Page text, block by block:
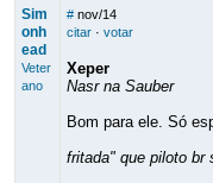
Sim
onh
ead
Veter
ano
# nov/14
citar· votar
Xeper
Nasr na Sauber
Bom para ele. Só
fritada" que piloto br